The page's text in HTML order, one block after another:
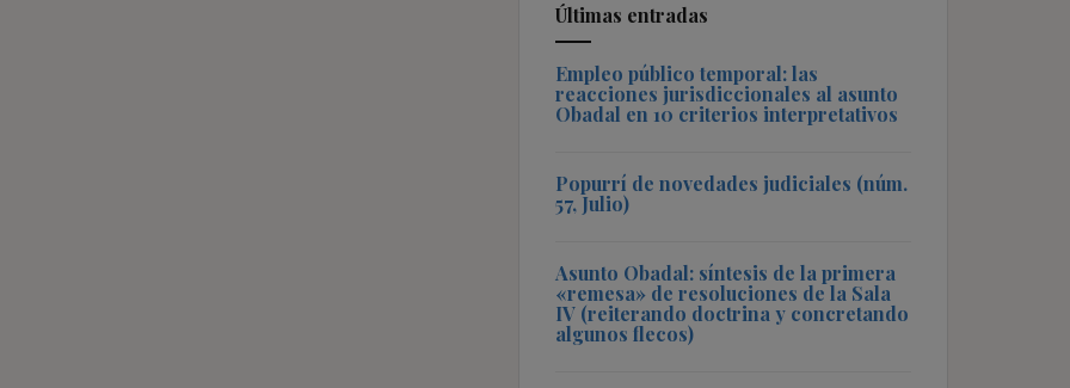
Últimas entradas
Empleo público temporal: las
reacciones jurisdiccionales al asunto
Obadal en 10 criterios interpretativos
Popurrí de novedades judiciales (núm.
57, Julio)
Asunto Obadal: síntesis de la primera
«remesa» de resoluciones de la Sala
IV (reiterando doctrina y concretando
algunos flecos)